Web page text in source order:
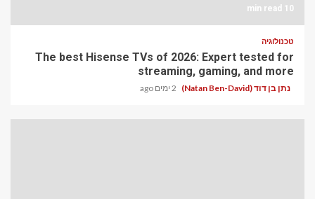
10 min read
טכנולוגיה
The best Hisense TVs of 2026: Expert tested for
streaming, gaming, and more
נתן בן דוד (Natan Ben-David) 2 ימים ago